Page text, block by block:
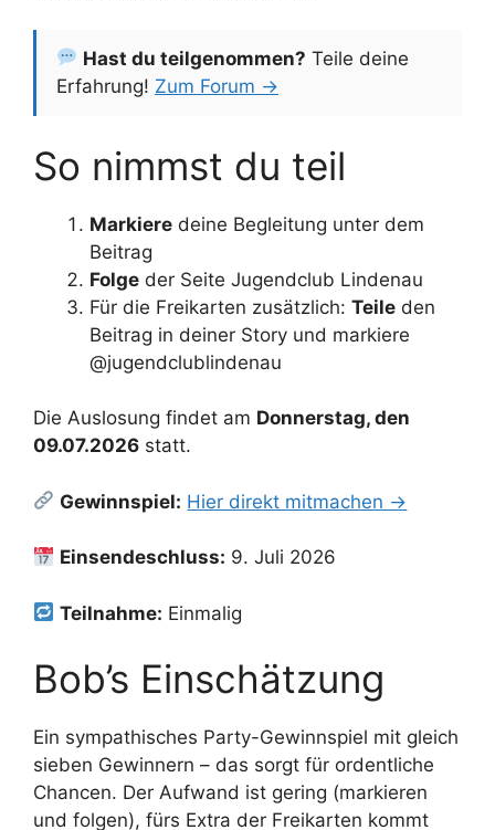
Hast du teilgenommen? Teile deine
Erfahrung! Zum Forum →
So nimmst du teil
Markiere deine Begleitung unter dem
Beitrag
Folge der Seite Jugendclub Lindenau
Für die Freikarten zusätzlich: Teile den
Beitrag in deiner Story und markiere
@jugendclublindenau
Die Auslosung findet am Donnerstag, den
09.07.2026 statt.
Gewinnspiel: Hier direkt mitmachen →
Einsendeschluss: 9. Juli 2026
Teilnahme: Einmalig
Bob’s Einschätzung
Ein sympathisches Party-Gewinnspiel mit gleich
sieben Gewinnern – das sorgt für ordentliche
Chancen. Der Aufwand ist gering (markieren
und folgen), fürs Extra der Freikarten kommt